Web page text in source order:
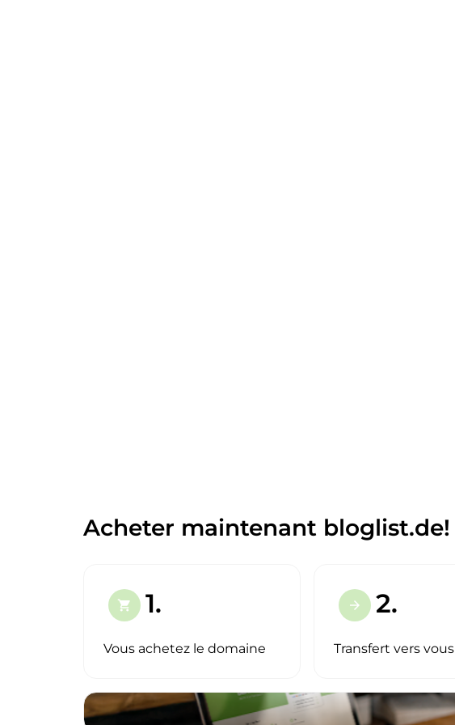
Acheter maintenant bloglist.de!
shopping_cart 1.
Vous achetez le domaine
arrow_forward 2.
Transfert vers vous